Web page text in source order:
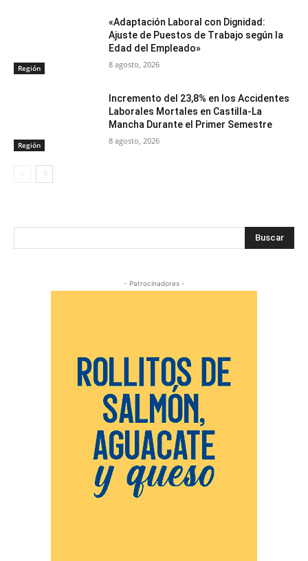
Región
«Adaptación Laboral con Dignidad:
Ajuste de Puestos de Trabajo según la
Edad del Empleado»
8 agosto, 2026
Región
Incremento del 23,8% en los Accidentes
Laborales Mortales en Castilla-La
Mancha Durante el Primer Semestre
8 agosto, 2026
Buscar
- Patrocinadores -